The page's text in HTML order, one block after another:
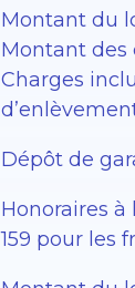
Montant du
Montant des
Charges
Dépôt de
Honoraires à
159 pour les